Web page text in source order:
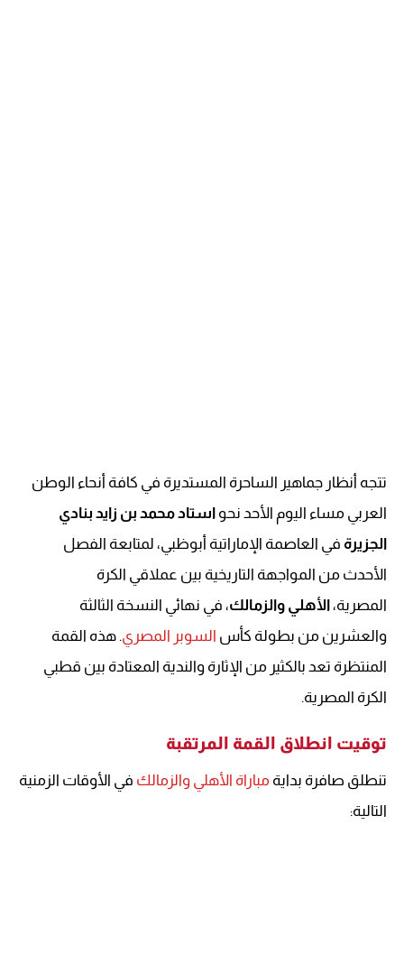
تتجه أنظار جماهير الساحرة المستديرة في كافة أنحاء الوطن
العربي مساء اليوم الأحد نحو استاد محمد بن زايد بنادي
الجزيرة في العاصمة الإماراتية أبوظبي، لمتابعة الفصل
الأحدث من المواجهة التاريخية بين عملاقي الكرة
المصرية،الأهلي والزمالك، في نهائي النسخة الثالثة
والعشرين من بطولة كأس السوبر المصري. هذه القمة
المنتظرة تعد بالكثير من الإثارة والندية المعتادة بين قطبي
الكرة المصرية.
توقيت انطلاق القمة المرتقبة
تنطلق صافرة بداية مباراة الأهلي والزمالك في الأوقات الزمنية
التالية: